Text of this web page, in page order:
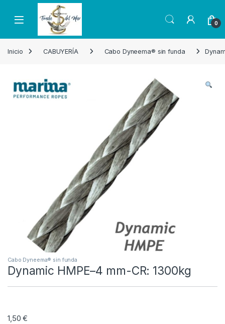
Skip to navigation
Skip to content
Open 0
Inicio CABUYERÍA Cabo Dyneema® sin funda
Cabo Dyneema® sin funda
Dynamic HMPE–4 mm-CR: 1300kg
1,50€